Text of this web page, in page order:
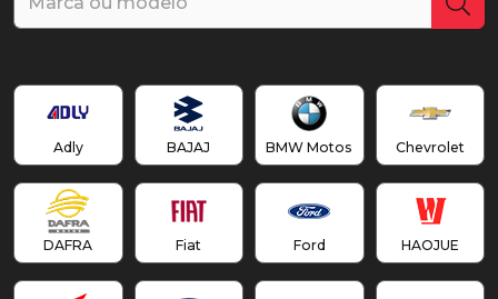
Adly BAJAJ BMW Motos Chevrolet
DAFRA Fiat Ford HAOJUE